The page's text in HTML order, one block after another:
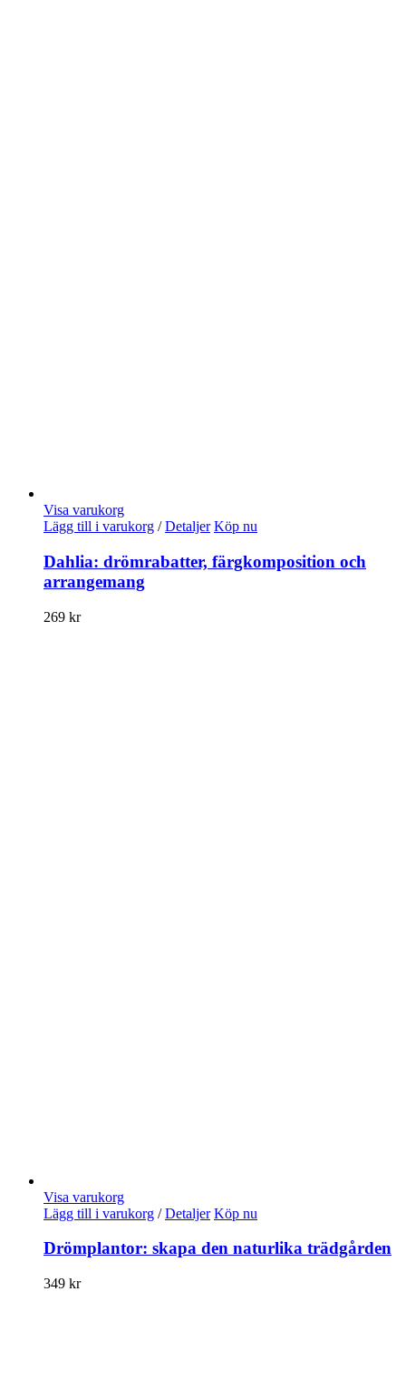
Visa varukorg
Lägg till i varukorg / Detaljer Köp nu
Dahlia: drömrabatter, färgkomposition och
arrangemang
269 kr
Visa varukorg
Lägg till i varukorg / Detaljer Köp nu
Drömplantor: skapa den naturlika trädgården
349 kr